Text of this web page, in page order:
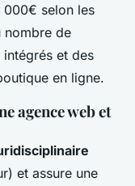
000€ selon les
nombre de
et des
en ligne.
agence web et
et assure une